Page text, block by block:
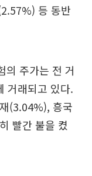
등 동반
의 주가는 전 거
거래되고 있다.
(3.04%), 흥국
빨간 불을 켰